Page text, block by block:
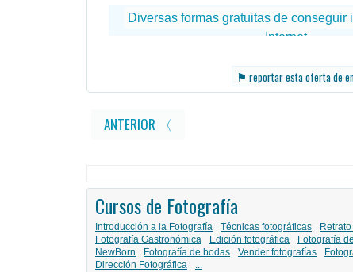
⚑ reportar esta oferta de
ANTERIOR 〈
Cursos de Fotografía
Introducción a la Fotografía Técnicas fotográficas
Fotografía Gastronómica
Edición fotográfica Fotografía
NewBorn
Fotografía de bodas Vender fotografías
Dirección Fotográfica
...